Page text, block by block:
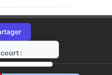
:
https://radio-g.fr?14488